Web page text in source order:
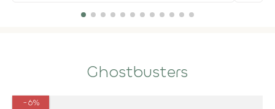
Ghostbusters
-6%